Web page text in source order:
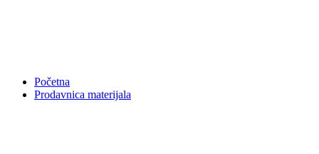
Početna
Prodavnica materijala